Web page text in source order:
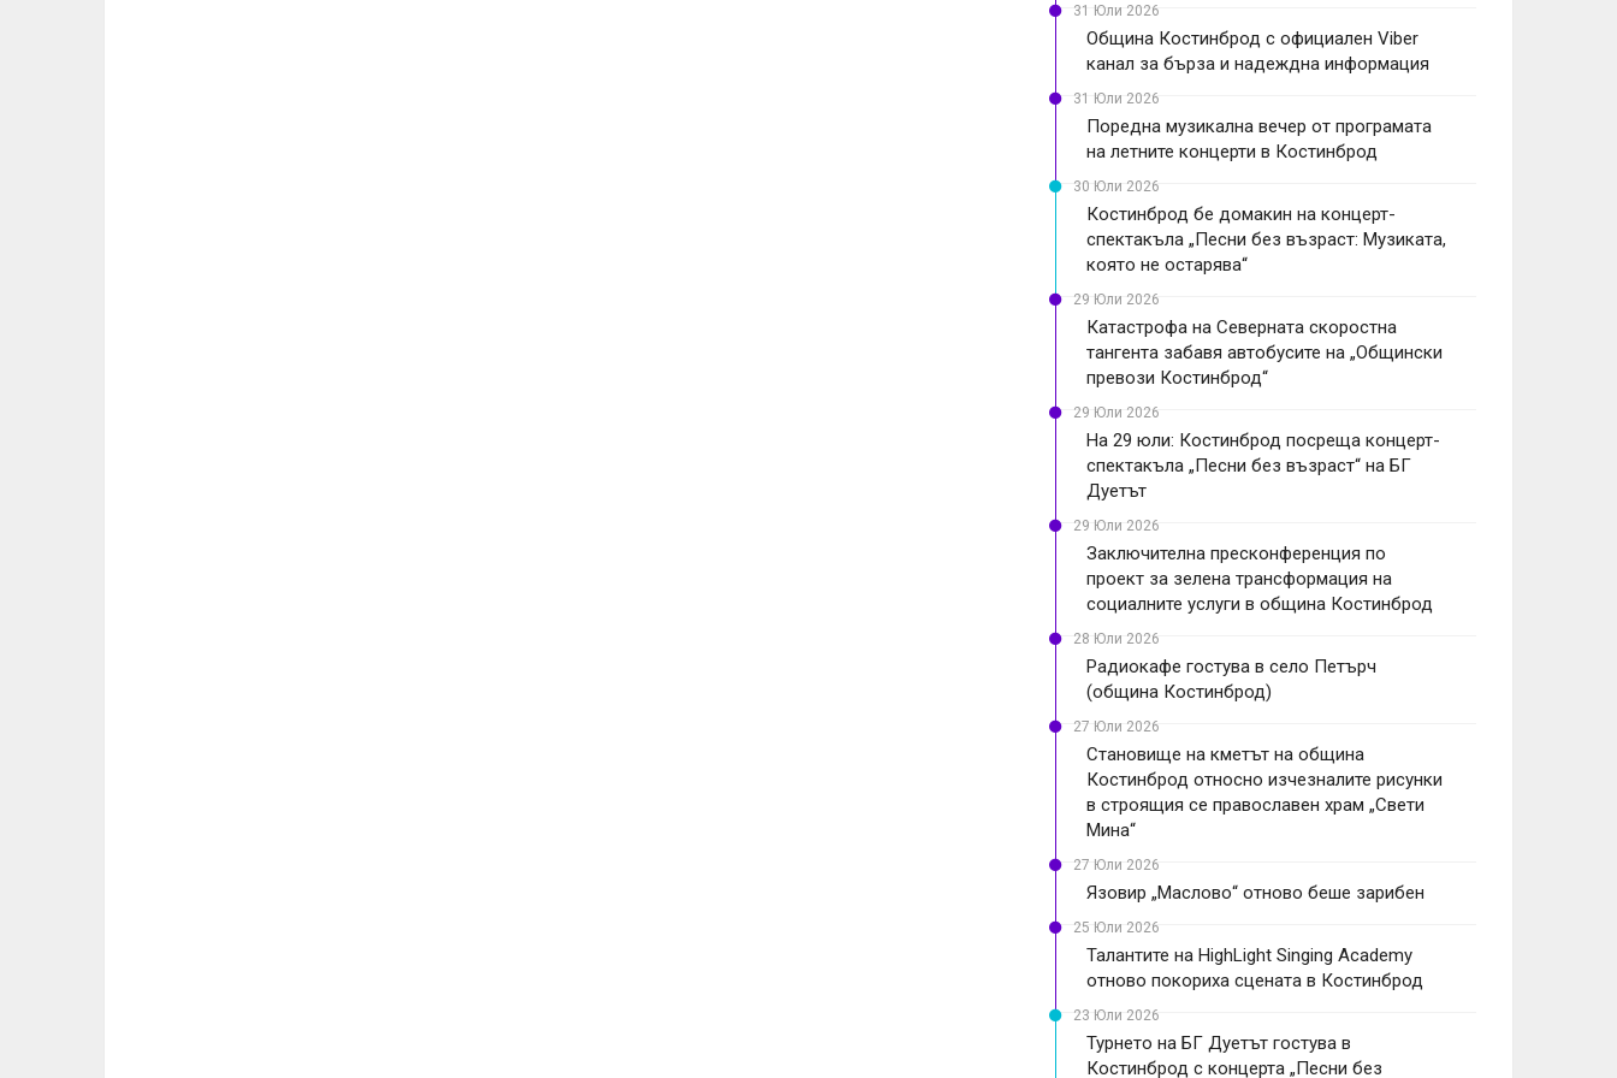
31 Юли 2026
Община Костинброд с официален Viber
канал за бърза и надеждна информация
31 Юли 2026
Поредна музикална вечер от програмата
на летните концерти в Костинброд
30 Юли 2026
Костинброд бе домакин на концерт-
спектакъла „Песни без възраст: Музиката,
която не остарява“
29 Юли 2026
Катастрофа на Северната скоростна
тангента забавя автобусите на „Общински
превози Костинброд“
29 Юли 2026
На 29 юли: Костинброд посреща концерт-
спектакъла „Песни без възраст“ на БГ
Дуетът
29 Юли 2026
Заключителна пресконференция по
проект за зелена трансформация на
социалните услуги в община Костинброд
28 Юли 2026
Радиокафе гостува в село Петърч
(община Костинброд)
27 Юли 2026
Становище на кметът на община
Костинброд относно изчезналите рисунки
в строящия се православен храм „Свети
Мина“
27 Юли 2026
Язовир „Маслово“ отново беше зарибен
25 Юли 2026
Талантите на HighLight Singing Academy
отново покориха сцената в Костинброд
23 Юли 2026
Турнето на БГ Дуетът гостува в
Костинброд с концерта „Песни без